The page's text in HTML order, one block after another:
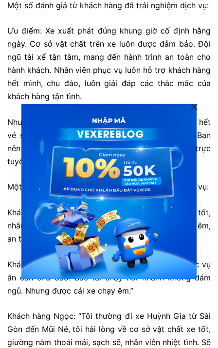
Một số đánh giá từ khách hàng đã trải nghiệm dịch vụ:
Ưu điểm: Xe xuất phát đúng khung giờ cố định hằng
ngày. Cơ sở vật chất trên xe luôn được đảm bảo. Đội
ngũ tài xế tận tâm, mang đến hành trình an toàn cho
hành khách. Nhân viên phục vụ luôn hỗ trợ khách hàng
hết mình, chu đáo, luôn giải đáp các thắc mắc của
khách hàng tận tình.
Nhược điểm: Số lượng khách đi đông nên thường hết
vé sớm vào các ngày cuối tuần hoặc cao điểm. Bạn
nên liên hệ tổng đài 1900888684 hoặc đặt vé trực
tuyến trước để tránh hết vé.
Một số đánh giá từ khách hàng đã trải nghiệm dịch vụ:
Khách hàng Nghĩa: “thái độ phục vụ của nhà xe tốt,
nhân viên lịch sử vui tính với khách hàng Xe chạy êm,
an toàn, giường nằm thoải mái”
Khách hàng Linh: “Xe chất lượng tốt nhân viên phục vụ
ân cần chu đáo. Bác tài chạy hơi nhanh không dám
ngủ. Nhưng được cái xe chạy êm.”
Khách hàng Ngọc: “Tôi thường đi xe Huỳnh Gia từ Sài
Gòn đến Mũi Né, tôi hài lòng về cơ sở vật chất xe tốt,
giường nằm thoải mái, sạch sẽ, nhân viên nhiệt tình. Sẽ